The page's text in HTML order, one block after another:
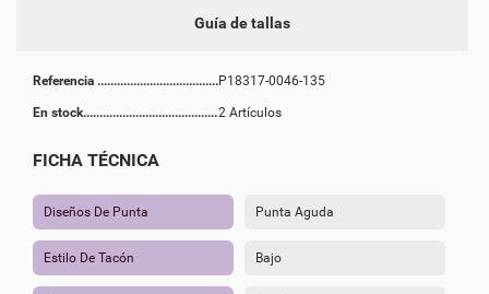
Guía de tallas
Referencia P18317-0046-135
En stock 2 Artículos
FICHA TÉCNICA
Diseños De Punta Punta Aguda
Estilo De Tacón Bajo